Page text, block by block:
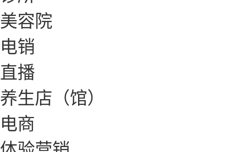
美容院
电销
直播
养生店（馆）
电商